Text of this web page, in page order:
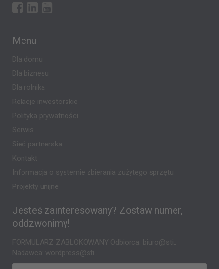
Menu
Dla domu
Dla biznesu
Dla rolnika
Relacje inwestorskie
Polityka prywatności
Serwis
Sieć partnerska
Kontakt
Informacja o systemie zbierania zużytego sprzętu
Projekty unijne
Jesteś zainteresowany? Zostaw numer,
oddzwonimy!
FORMULARZ ZABLOKOWANY Odbiorca: biuro@sti..
Nadawca: wordpress@sti..